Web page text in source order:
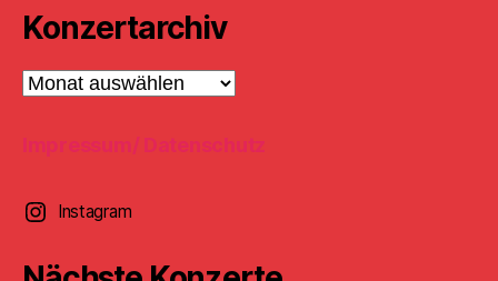
Konzertarchiv
Konzertarchiv
Impressum/ Datenschutz
Instagram